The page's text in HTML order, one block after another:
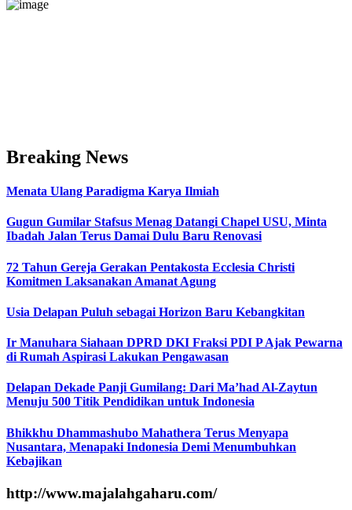
Breaking News
Menata Ulang Paradigma Karya Ilmiah
Gugun Gumilar Stafsus Menag Datangi Chapel USU, Minta
Ibadah Jalan Terus Damai Dulu Baru Renovasi
72 Tahun Gereja Gerakan Pentakosta Ecclesia Christi
Komitmen Laksanakan Amanat Agung
Usia Delapan Puluh sebagai Horizon Baru Kebangkitan
Ir Manuhara Siahaan DPRD DKI Fraksi PDI P Ajak Pewarna
di Rumah Aspirasi Lakukan Pengawasan
Delapan Dekade Panji Gumilang: Dari Ma’had Al-Zaytun
Menuju 500 Titik Pendidikan untuk Indonesia
Bhikkhu Dhammashubo Mahathera Terus Menyapa
Nusantara, Menapaki Indonesia Demi Menumbuhkan
Kebajikan
http://www.majalahgaharu.com/